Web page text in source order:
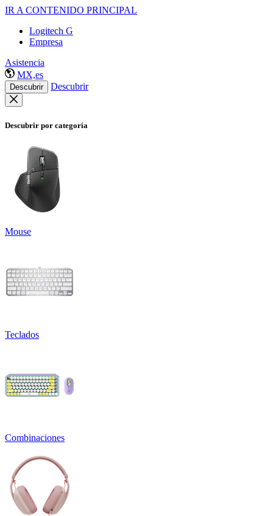
IR A CONTENIDO PRINCIPAL
Logitech G
Empresa
Asistencia
MX,es
Descubrir Descubrir
Descubrir por categoría
Mouse
Teclados
Combinaciones